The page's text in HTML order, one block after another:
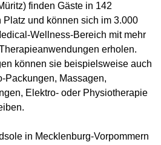
finden Gäste in 142
Platz und können sich im 3.000
Wellness-Bereich mit mehr
erholen.
können sie beispielsweise auch
Packungen, Massagen,
Elektro- oder Physiotherapie
in Mecklenburg-Vorpommern